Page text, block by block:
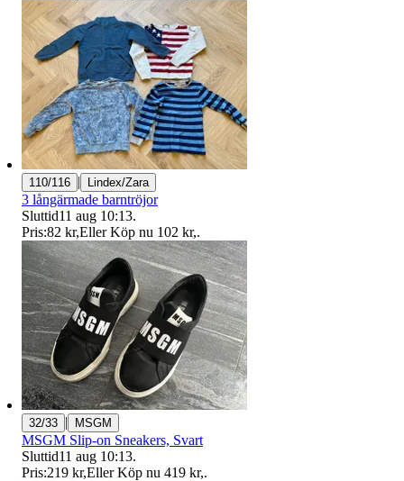
110/116 | Lindex/Zara
3 långärmade barntröjor
Sluttid11 aug 10:13.
Pris:82 kr,Eller Köp nu 102 kr,.
32/33 | MSGM
MSGM Slip-on Sneakers, Svart
Sluttid11 aug 10:13.
Pris:219 kr,Eller Köp nu 419 kr,.